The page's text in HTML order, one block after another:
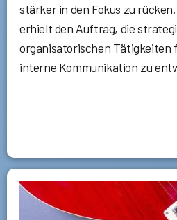
stärker in den Fokus zu
erhielt den Auftrag, die
organisatorischen Tätigkeiten
interne Kommunikation zu